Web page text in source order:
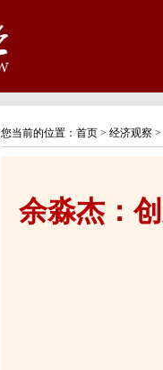
您当前的位置： 首页 > 经济观察 >
余淼杰：